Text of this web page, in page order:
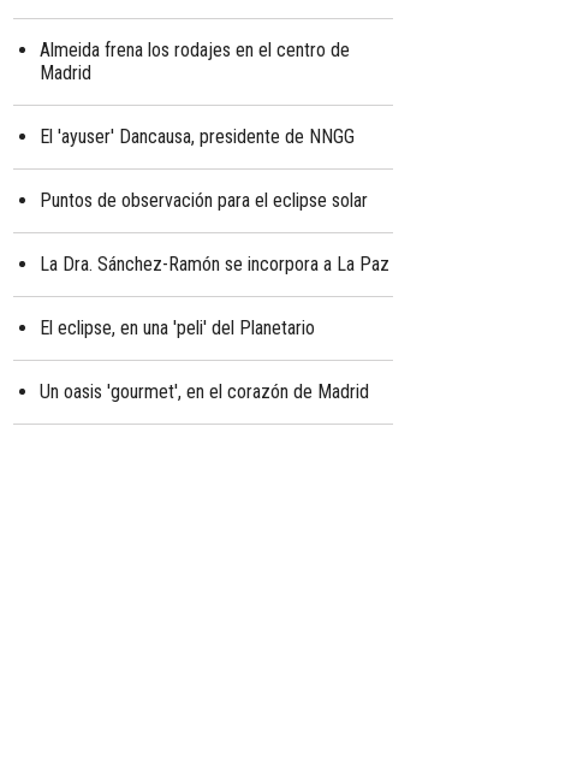
Almeida frena los rodajes en el centro de
Madrid
El 'ayuser' Dancausa, presidente de NNGG
Puntos de observación para el eclipse solar
La Dra. Sánchez-Ramón se incorpora a La Paz
El eclipse, en una 'peli' del Planetario
Un oasis 'gourmet', en el corazón de Madrid